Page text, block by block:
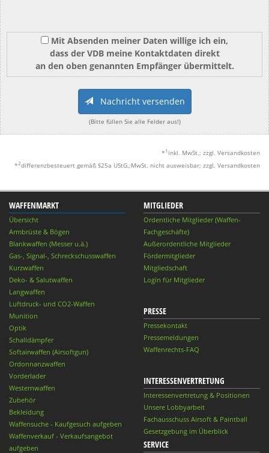
Mit Absenden meiner Daten willige ich ein,
dass der VDB meine Kontaktdaten direkt
an den oben genannten Empfänger übermittelt.
Nachricht versenden
(Bitte füllen Sie alle Felder aus!)
* 1 inkl. MwSt.; zzgl. Versandkosten
*2differenzbesteuert gemäß §25a UStG.;MwSt. nicht ausweisbar; zzgl. Versandkosten
WAFFENMARKT
Übersicht
Armbrüste & Bögen
Blankwaffen (Messer u.ä.)
Gas-, Signal-, Schreckschusswaffen
Kurzwaffen
Deko- & Salutwaffen
Langwaffen
Luftdruck- und CO2-Waffen
Munition
Optik
Schalldämpfer
Softairwaffen (Airsoftgun)
Ordonnanzwaffen
Vorderlader
Westernwaffen
Zubehör
Bekleidung
Waffensuche - Kaufgesuch aufgeben
Waffenverkauf - Verkaufsangebot
aufgeben
MITGLIEDER
Ordentliche Mitglieder (Waffen-
Fachgeschäfte)
Außerordentliche Mitglieder
Fördermitglieder
Mitgliedschaft
Login für Mitglieder
PRESSE
Pressekontakt
Pressemeldungen
Waffenrechts-FAQ
INTERESSENVERTRETUNG
Interessenvertretung & Positionen
Unsere Lobbyarbeit
Fachausschuss Airsoft & Paintball
Gesetzgebung im Überblick
SERVICE